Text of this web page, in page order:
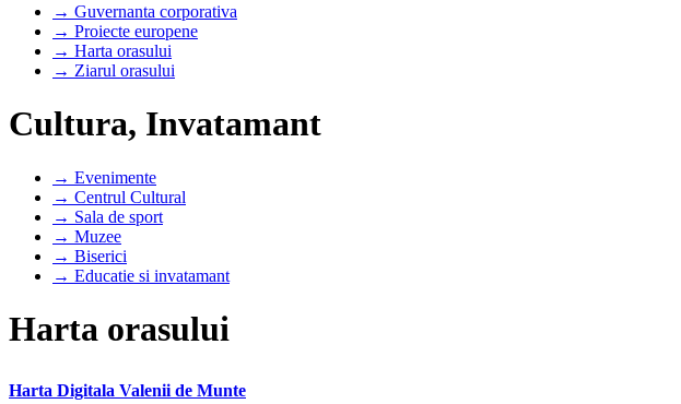
→ Guvernanta corporativa
→ Proiecte europene
→ Harta orasului
→ Ziarul orasului
Cultura, Invatamant
→ Evenimente
→ Centrul Cultural
→ Sala de sport
→ Muzee
→ Biserici
→ Educatie si invatamant
Harta orasului
Harta Digitala Valenii de Munte